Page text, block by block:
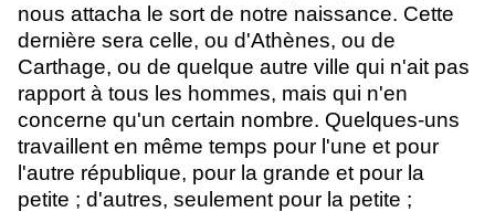
nous attacha le sort de notre naissance. Cette
dernière sera celle, ou d'Athènes, ou de
Carthage, ou de quelque autre ville qui n'ait pas
rapport à tous les hommes, mais qui n'en
concerne qu'un certain nombre. Quelques-uns
travaillent en même temps pour l'une et pour
l'autre république, pour la grande et pour la
petite ; d'autres, seulement pour la petite ;